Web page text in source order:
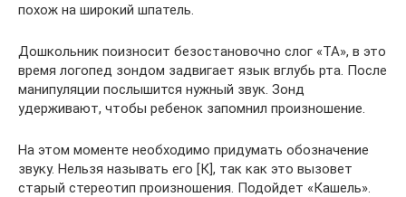
похож на широкий шпатель.
Дошкольник поизносит безостановочно слог «ТА», в это
время логопед зондом задвигает язык вглубь рта. После
манипуляции послышится нужный звук. Зонд
удерживают, чтобы ребенок запомнил произношение.
На этом моменте необходимо придумать обозначение
звуку. Нельзя называть его [К], так как это вызовет
старый стереотип произношения. Подойдет «Кашель».